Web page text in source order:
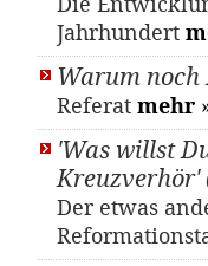
Jahrhundert
Warum noch
Referat mehr
'Was willst
Der etwas